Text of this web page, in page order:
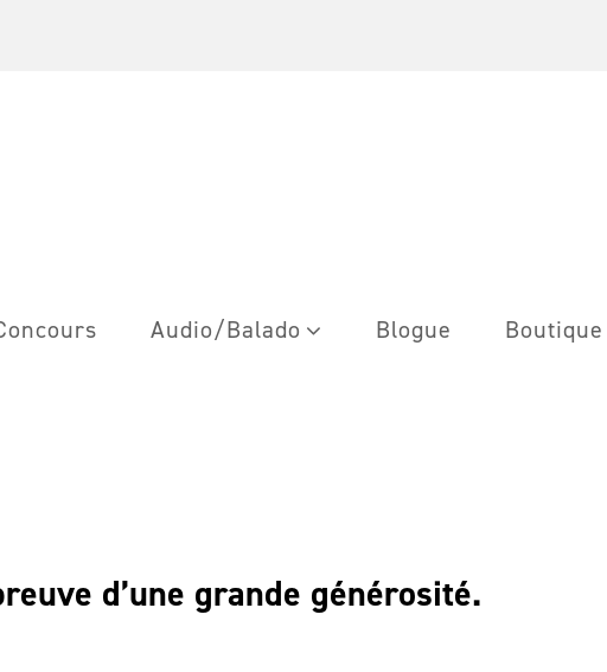
Audio/Balado Blogue Boutique
d’une grande générosité.